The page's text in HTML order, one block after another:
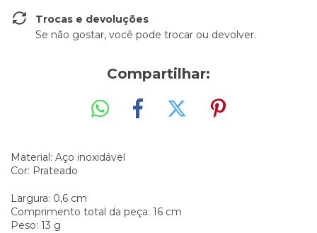
Trocas e devoluções
Se não gostar, você pode trocar ou devolver.
Compartilhar:
Material: Aço inoxidável
Cor: Prateado
Largura: 0,6 cm
Comprimento total da peça: 16 cm
Peso: 13 g